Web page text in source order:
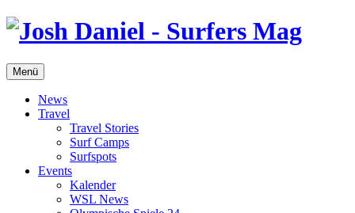
Menü
News
Travel
Travel Stories
Surf Camps
Surfspots
Events
Kalender
WSL News